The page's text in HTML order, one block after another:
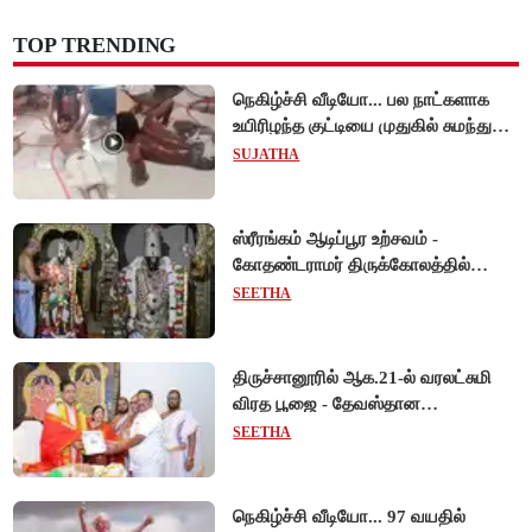
TOP TRENDING
நெகிழ்ச்சி வீடியோ... பல நாட்களாக
உயிரிழந்த குட்டியை முதுகில் சுமந்து
நீந்திய டால்பின்... உலகை உலுக்கிய
SUJATHA
ஸ்ரீரங்கம் ஆடிப்பூர உற்சவம் -
கோதண்டராமர் திருக்கோலத்தில்
ஆண்டாள் நாச்சியார்!
SEETHA
திருச்சானூரில் ஆக.21-ல் வரலட்சுமி
விரத பூஜை - தேவஸ்தான
அறங்காவலர் குழு தலைவருக்கு
SEETHA
நெகிழ்ச்சி வீடியோ... 97 வயதில்